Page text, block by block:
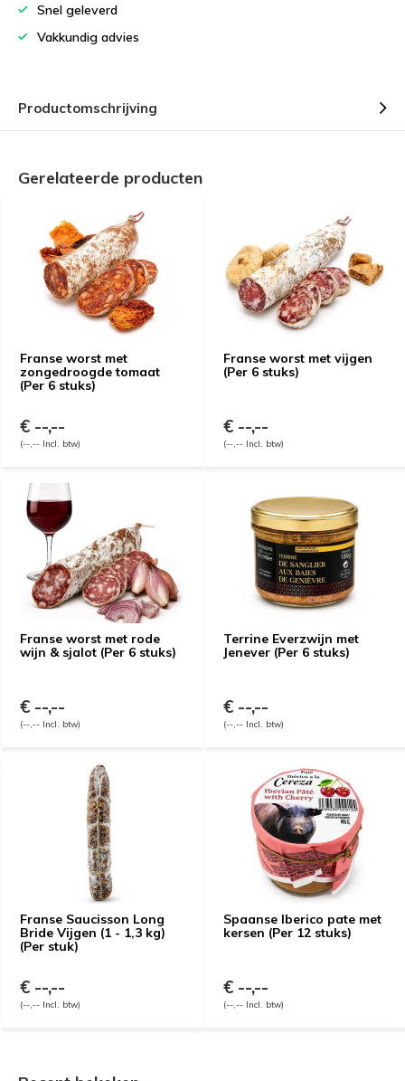
Snel geleverd
Vakkundig advies
Productomschrijving
Gerelateerde producten
Franse worst met
zongedroogde tomaat
(Per 6 stuks)
€ --,--
(--,-- Incl. btw)
Franse worst met vijgen
(Per 6 stuks)
€ --,--
(--,-- Incl. btw)
Franse worst met rode
wijn & sjalot (Per 6 stuks)
€ --,--
(--,-- Incl. btw)
Terrine Everzwijn met
Jenever (Per 6 stuks)
€ --,--
(--,-- Incl. btw)
Franse Saucisson Long
Bride Vijgen (1 - 1,3 kg)
(Per stuk)
€ --,--
(--,-- Incl. btw)
Spaanse Iberico pate met
kersen (Per 12 stuks)
€ --,--
(--,-- Incl. btw)